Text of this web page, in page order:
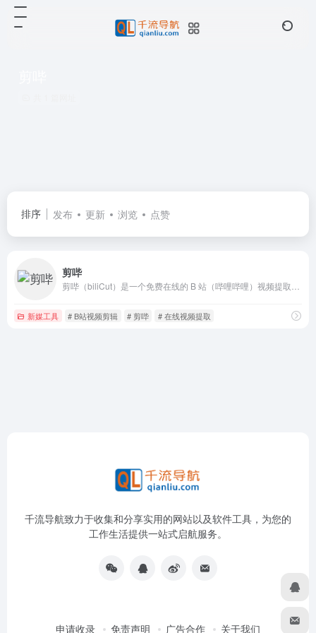
排序 发布 更新 浏览 点赞
剪哔
新媒工具 # B站视频剪辑 # 剪哔 # 在线视频提取
千流导航致力于收集和分享实用的网站以及软件工具，为您的
工作生活提供一站式启航服务。
申请收录 免责声明 广告合作 关于我们